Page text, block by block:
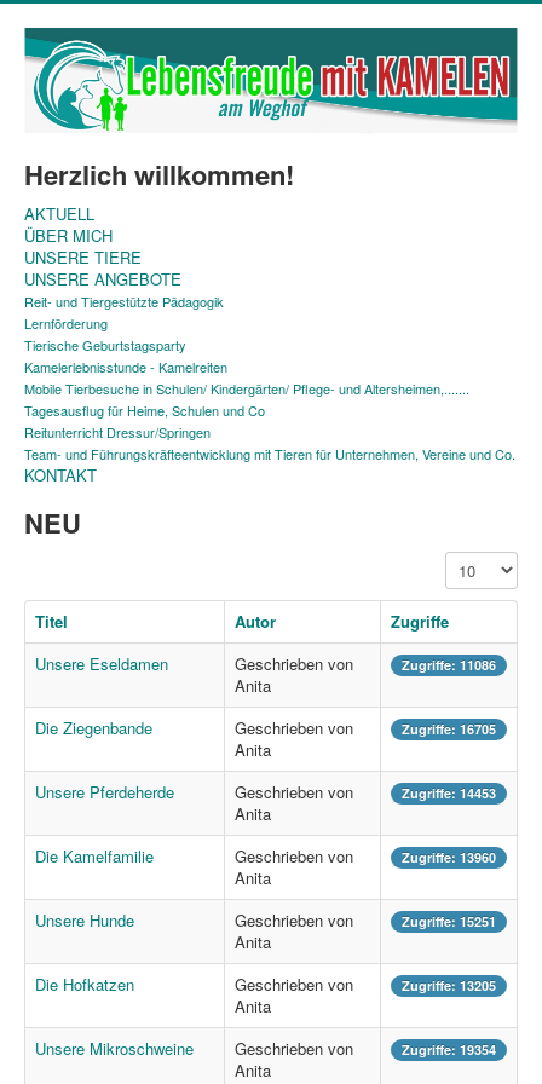
Herzlich willkommen!
AKTUELL
ÜBER MICH
UNSERE TIERE
UNSERE ANGEBOTE
Reit- und Tiergestützte Pädagogik
Lernförderung
Tierische Geburtstagsparty
Kamelerlebnisstunde - Kamelreiten
Mobile Tierbesuche in Schulen/ Kindergärten/ Pflege- und Altersheimen,.......
Tagesausflug für Heime, Schulen und Co
Reitunterricht Dressur/Springen
Team- und Führungskräfteentwicklung mit Tieren für Unternehmen, Vereine und Co.
KONTAKT
NEU
Anzeige #
Titel Autor
Zugriffe
Unsere Eseldamen
Geschrieben von
Anita
Zugriffe: 11086
Die Ziegenbande
Geschrieben von
Anita
Zugriffe: 16705
Unsere Pferdeherde
Geschrieben von
Anita
Zugriffe: 14453
Die Kamelfamilie
Geschrieben von
Anita
Zugriffe: 13960
Unsere Hunde
Geschrieben von
Anita
Zugriffe: 15251
Die Hofkatzen
Geschrieben von
Anita
Zugriffe: 13205
Unsere Mikroschweine
Geschrieben von
Anita
Zugriffe: 19354